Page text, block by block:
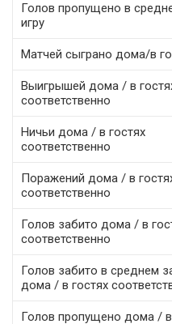
Голов пропущено в
игру
Матчей сыграно дома/в
Выигрышей дома / в
соответственно
Ничьи дома / в гостях
соответственно
Поражений дома / в
соответственно
Голов забито дома / в
соответственно
Голов забито в среднем
дома / в гостях
Голов пропущено дома / в